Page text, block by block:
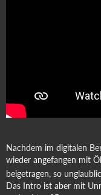
Nachdem im digitalen
wieder angefangen mit
beigetragen, so
Das Intro ist aber mit